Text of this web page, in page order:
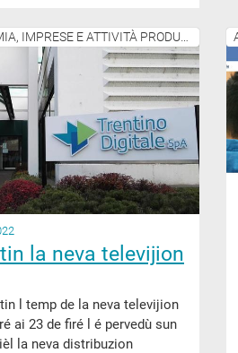
la neva televijion
l temp de la neva televijion
ai 23 de firé l é pervedù sun
la neva distribuzion